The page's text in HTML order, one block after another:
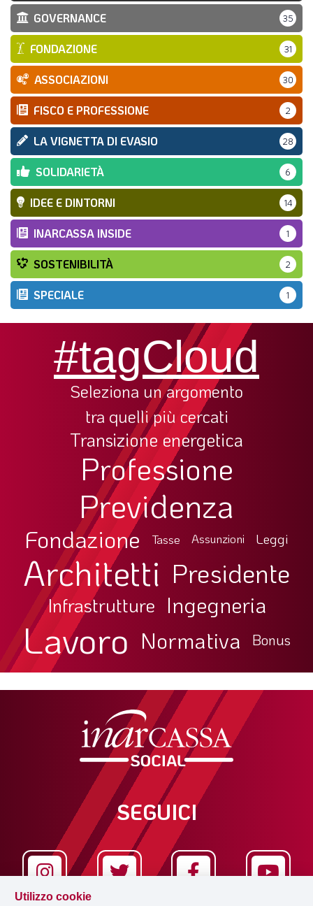
GOVERNANCE 35
FONDAZIONE 31
ASSOCIAZIONI 30
FISCO E PROFESSIONE 2
LA VIGNETTA DI EVASIO 28
SOLIDARIETÀ 6
IDEE E DINTORNI 14
INARCASSA INSIDE 1
SOSTENIBILITÀ 2
SPECIALE 1
#tagCloud
Seleziona un argomento
tra quelli più cercati
Transizione energetica
Professione
Previdenza
Fondazione Tasse Assunzioni Leggi
Architetti Presidente
Infrastrutture Ingegneria
Lavoro Normativa Bonus
SEGUICI
Utilizzo cookie